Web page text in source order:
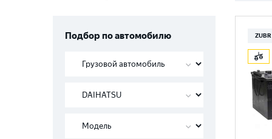
Подбор по автомобилю ZUBR